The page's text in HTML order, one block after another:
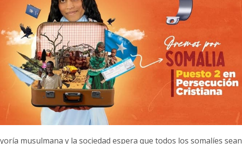
musulmana y la sociedad espera que todos los somalíes sean